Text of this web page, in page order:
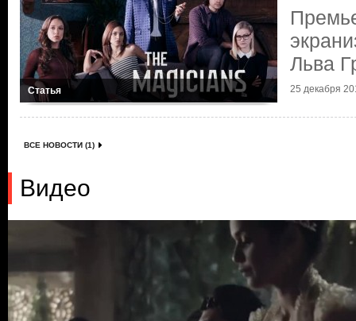
Статья
Льва
25 декабря
ВСЕ НОВОСТИ (1)
Видео